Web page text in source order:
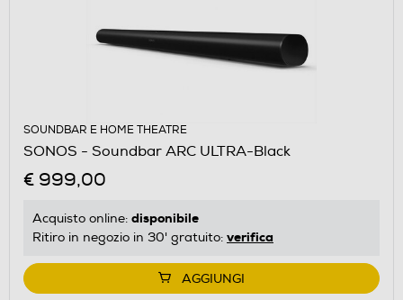
SOUNDBAR E HOME THEATRE
SONOS - Soundbar ARC ULTRA-Black
€ 999,00
Acquisto online: disponibile
Ritiro in negozio in 30' gratuito: verifica
AGGIUNGI